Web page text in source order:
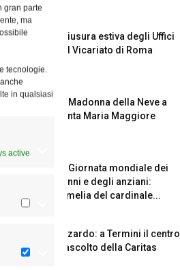
gran parte
ma
tecnologie.
in qualsiasi
active
Chiusura estiva degli Uffici
del Vicariato di Roma
La Madonna della Neve a
Santa Maria Maggiore
La Giornata mondiale dei
nonni e degli anziani:
l’omelia del cardinale...
Azzardo: a Termini il centro
d’ascolto della Caritas